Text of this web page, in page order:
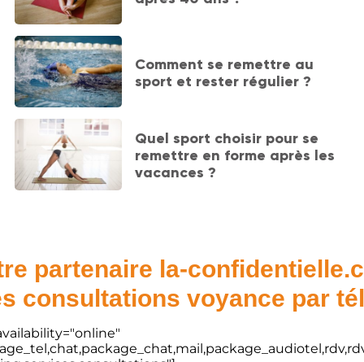
Comment se remettre au
sport et rester régulier ?
Quel sport choisir pour se
remettre en forme après les
vacances ?
partenaire la-
consultations voyance par